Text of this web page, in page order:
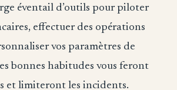
éventail d’outils pour piloter
effectuer des opérations
vos paramètres de
bonnes habitudes vous feront
et limiteront les incidents.